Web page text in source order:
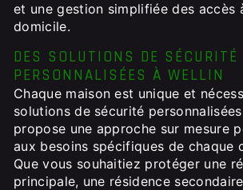
et une gestion simplifiée des accès
domicile.
DES SOLUTIONS DE SÉCURITÉ
PERSONNALISÉES À WELLIN
Chaque maison est unique et
solutions de sécurité
propose une approche sur mesure
aux besoins spécifiques de chaque
Que vous souhaitiez protéger une
principale, une résidence